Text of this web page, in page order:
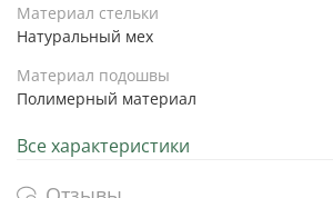
Материал стельки
Натуральный мех
Материал подошвы
Полимерный материал
Все характеристики